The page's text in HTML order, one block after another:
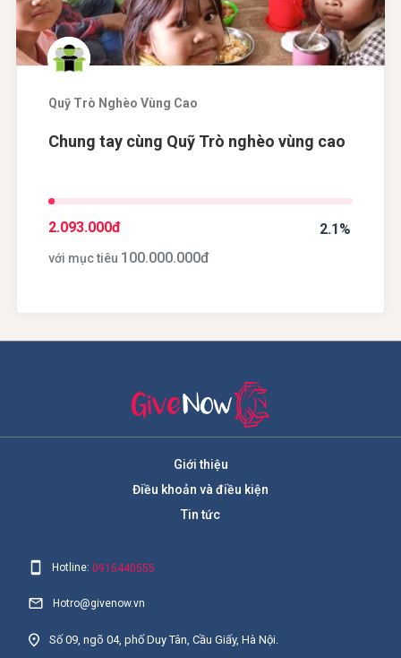
Quỹ Trò Nghèo Vùng Cao
Chung tay cùng Quỹ Trò nghèo vùng cao
2.1%
2.093.000đ
với mục tiêu 100.000.000đ
Giới thiệu
Điều khoản và điều kiện
Tin tức
Hotline:0915440555
Hotro@givenow.vn
Số 09, ngõ 04, phố Duy Tân, Cầu Giấy, Hà Nội.